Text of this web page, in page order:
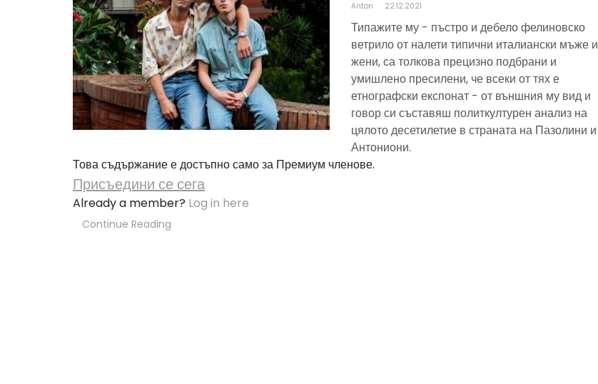
Anton 22.12.2021
Типажите му - пъстро и дебело фелиновско
ветрило от налети типични италиански мъже и
жени, са толкова прецизно подбрани и
умишлено пресилени, че всеки от тях е
етнографски експонат - от външния му вид и
говор си съставяш политкултурен анализ на
цялото десетилетие в страната на Пазолини и
Антониони.
Това съдържание е достъпно само за Премиум членове.
Присъедини се сега
Already a member? Log in here
Continue Reading